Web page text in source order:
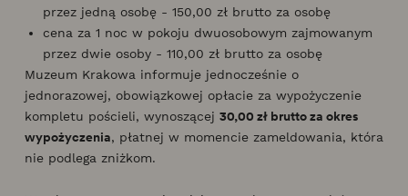
przez jedną osobę - 150,00 zł brutto za osobę
cena za 1 noc w pokoju dwuosobowym zajmowanym
przez dwie osoby - 110,00 zł brutto za osobę
Muzeum Krakowa informuje jednocześnie o
jednorazowej, obowiązkowej opłacie za wypożyczenie
kompletu pościeli, wynoszącej 30,00 zł brutto za okres
wypożyczenia, płatnej w momencie zameldowania, która
nie podlega zniżkom.